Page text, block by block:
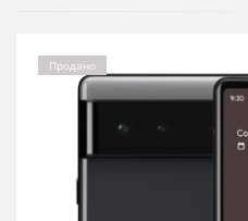
Продано